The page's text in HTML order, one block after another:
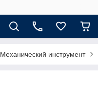
Механический инструмент